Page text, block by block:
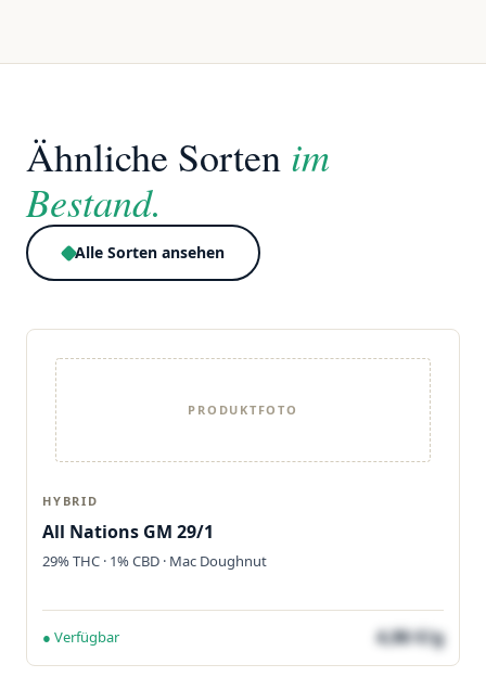
Ähnliche Sorten im
Bestand.
Alle Sorten ansehen
PRODUKTFOTO
HYBRID
All Nations GM 29/1
29% THC · 1% CBD · Mac Doughnut
● Verfügbar 4,86 €/g